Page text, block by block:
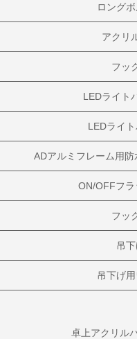
ロング
アクリ
フッ
LEDライト
LEDライ
ADアルミフレーム用
ON/OFFフ
フッ
吊
吊下げ
卓上アクリル